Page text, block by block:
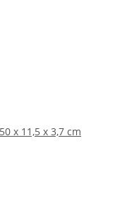
x 11,5 x 3,7 cm